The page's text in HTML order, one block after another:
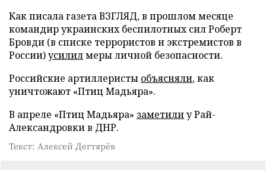
Как писала газета ВЗГЛЯД, в прошлом месяце
командир украинских беспилотных сил Роберт
Бровди (в списке террористов и экстремистов в
России)усилилмеры личной безопасности.
Российские артиллеристы объясняли, как
уничтожают «Птиц Мадьяра».
В апреле «Птиц Мадьяра» заметилиу Рай-
Александровки в ДНР.
Текст: Алексей Дегтярёв